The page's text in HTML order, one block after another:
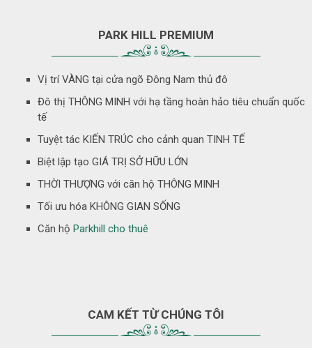
PARK HILL PREMIUM
Vị trí VÀNG tại cửa ngõ Đông Nam thủ đô
Đô thị THÔNG MINH với hạ tầng hoàn hảo tiêu chuẩn quốc
tế
Tuyệt tác KIẾN TRÚC cho cảnh quan TINH TẾ
Biệt lập tạo GIÁ TRỊ SỞ HỮU LỚN
THỜI THƯỢNG với căn hộ THÔNG MINH
Tối ưu hóa KHÔNG GIAN SỐNG
Căn hộParkhill cho thuê
CAM KẾT TỪ CHÚNG TÔI